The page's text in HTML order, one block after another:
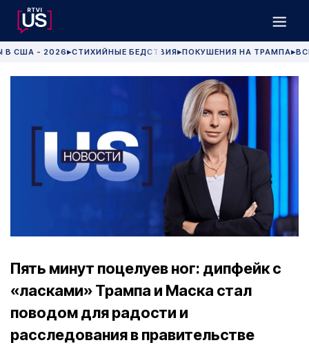
В США - 2026 ▶СТИХИЙНЫЕ БЕДСТВИЯ▶ПОКУШЕНИЯ НА ТРАМПА▶
Пять минут поцелуев ног: дипфейк с
«ласками» Трампа и Маска стал
поводом для радости и
расследования в правительстве